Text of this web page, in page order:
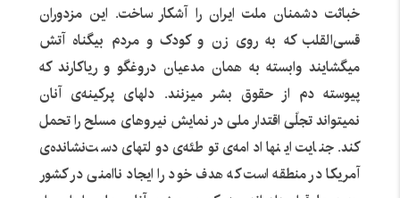
خباثت دشمنان ملت ایران را آشکار ساخت. این مزدوران
قسی‌القلب که به روی زن و کودک و مردم بیگناه آتش
میگشایند وابسته به همان مدعیان دروغگو و ریاکارند که
پیوسته دم از حقوق بشر میزنند. دلهای پرکینه‌ی آنان
نمیتواند تجلّی اقتدار ملی در نمایش نیروهای مسلح را تحمل
کند. جنایت اینها ادامه‌ی توطئه‌ی دولتهای دست‌نشانده‌ی
آمریکا در منطقه است که هدف خود را ایجاد ناامنی در کشور